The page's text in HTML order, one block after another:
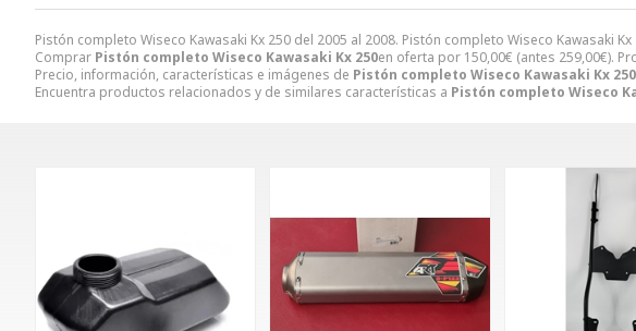
Pistón completo Wiseco Kawasaki Kx 250 del 2005 al 2008. Pistón completo Wiseco Kawasaki
Comprar Pistón completo Wiseco Kawasaki Kx 250en oferta por 150,00€ (antes 259,00€).
Precio, información, características e imágenes de Pistón completo Wiseco Kawasaki Kx 250
Encuentra productos relacionados y de similares características a Pistón completo Wiseco